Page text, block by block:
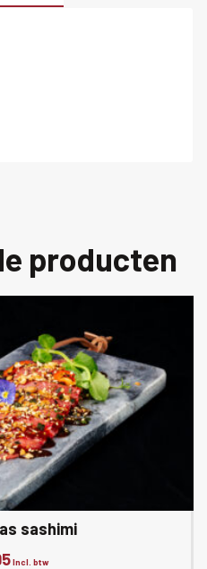
producten
sashimi
Incl. btw